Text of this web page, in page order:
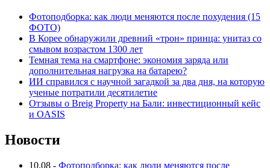
Фотоподборка: как люди меняются после похудения (15
ФОТО)
В Корее обнаружили древний «трон» принца: унитаз со
смывом возрастом 1300 лет
Темная тема на смартфоне: экономия заряда или
дополнительная нагрузка на батарею?
ИИ справился с научной загадкой за два дня, на которую
ученые потратили десятилетие
Отзывы о Breig Property на Бали: инвестиционный кейс
и OASIS
Новости
10.08 - Фотоподборка: как люди меняются после